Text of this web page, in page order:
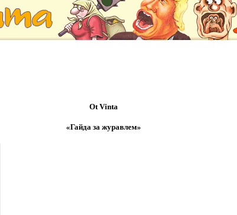
Ot Vinta
«Гайда за журавлем»